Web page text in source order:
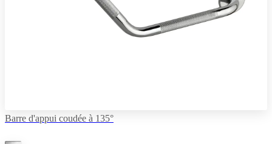
Barre d'appui coudée à 135°